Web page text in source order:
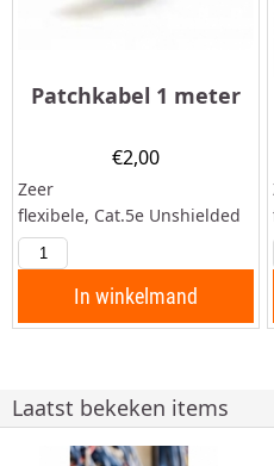
Patchkabel 1 meter
€2,00
Zeer
flexibele, Cat.5e Unshielded
Twisted Pair (UTP)
patchkabel, met aan beide
zijden een RJ45 connector en
een tule. Deze kabel is
In winkelmand
Laatst bekeken items